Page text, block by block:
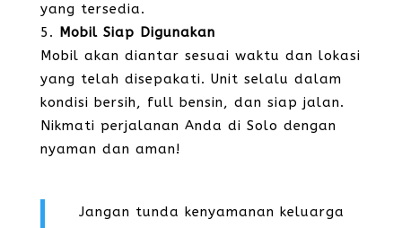
yang tersedia.
Mobil Siap Digunakan
Mobil akan diantar sesuai waktu dan lokasi
yang telah disepakati. Unit selalu dalam
kondisi bersih, full bensin, dan siap jalan.
Nikmati perjalanan Anda di Solo dengan
nyaman dan aman!
Jangan tunda kenyamanan keluarga